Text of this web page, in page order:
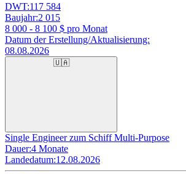
DWT:117 584
Baujahr:2 015
8 000 - 8 100 $ pro Monat
Datum der Erstellung/Aktualisierung:
08.08.2026
🇺🇦
Single Engineer zum Schiff Multi-Purpose
Dauer:4 Monate
Landedatum:12.08.2026